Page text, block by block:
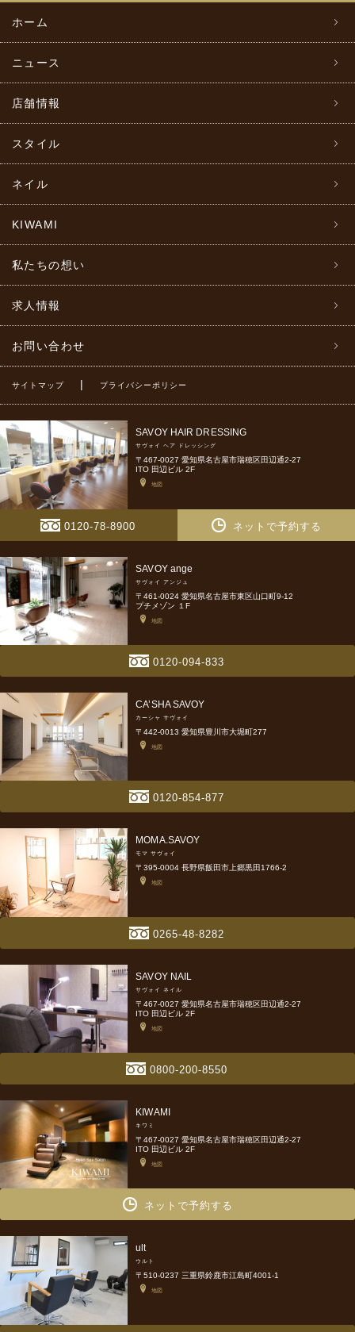
ホーム
ニュース
店舗情報
スタイル
ネイル
KIWAMI
私たちの想い
求人情報
お問い合わせ
サイトマップ | プライバシーポリシー
SAVOY HAIR DRESSING
サヴォイ ヘア ドレッシング
〒467-0027 愛知県名古屋市瑞穂区田辺通2-27
ITO 田辺ビル 2F
地図
0120-78-8900 ネットで予約する
SAVOY ange
サヴォイ アンジュ
〒461-0024 愛知県名古屋市東区山口町9-12
プチメゾン １F
地図
0120-094-833
CA’SHA SAVOY
カーシャ サヴォイ
〒442-0013 愛知県豊川市大堀町277
地図
0120-854-877
MOMA.SAVOY
モマ サヴォイ
〒395-0004 長野県飯田市上郷黒田1766-2
地図
0265-48-8282
SAVOY NAIL
サヴォイ ネイル
〒467-0027 愛知県名古屋市瑞穂区田辺通2-27
ITO 田辺ビル 2F
地図
0800-200-8550
KIWAMI
キワミ
〒467-0027 愛知県名古屋市瑞穂区田辺通2-27
ITO 田辺ビル 2F
地図
ネットで予約する
ult
ウルト
〒510-0237 三重県鈴鹿市江島町4001-1
地図